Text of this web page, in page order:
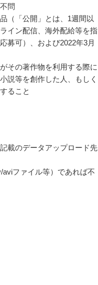
問
（「公開」とは、1週間以
イン配信、海外配給等を指
募可）、および2022年3月
その著作物を利用する際に
説等を創作した人、もしく
ること
載のデータアップロード先
ファイル等）であれば不